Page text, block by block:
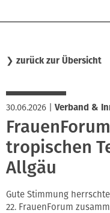
❯ zurück zur Übersicht
30.06.2026 Verband &
tropischen
Allgäu
Gute Stimmung
22. FrauenForum